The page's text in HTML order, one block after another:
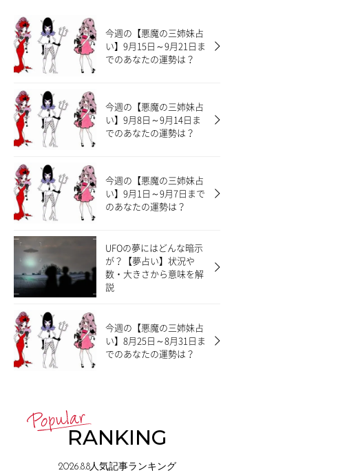
今週の【悪魔の三姉妹占
い】9月15日～9月21日ま
でのあなたの運勢は？
今週の【悪魔の三姉妹占
い】9月8日～9月14日ま
でのあなたの運勢は？
今週の【悪魔の三姉妹占
い】9月1日～9月7日まで
のあなたの運勢は？
UFOの夢にはどんな暗示
が？【夢占い】状況や
数・大きさから意味を解
説
今週の【悪魔の三姉妹占
い】8月25日～8月31日ま
でのあなたの運勢は？
RANKING
2026.8.8人気記事ランキング